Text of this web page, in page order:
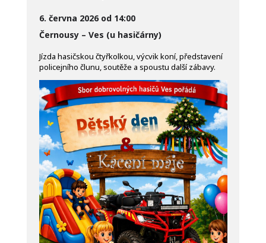
6. června 2026 od 14:00
Černousy – Ves (u hasičárny)
Jízda hasičskou čtyřkolkou, výcvik koní, představení
policejního člunu, soutěže a spoustu další zábavy.